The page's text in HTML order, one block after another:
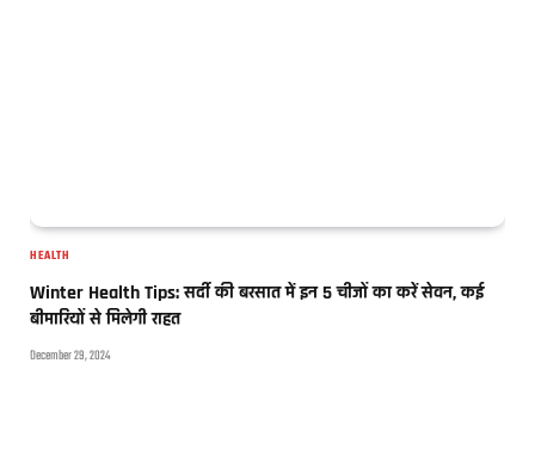
HEALTH
Winter Health Tips: सर्दी की बरसात में इन 5 चीजों का करें सेवन, कई
बीमारियों से मिलेगी राहत
December 29, 2024